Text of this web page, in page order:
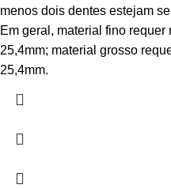
menos dois dentes estejam
Em geral, material fino
25,4mm; material grosso
25,4mm.